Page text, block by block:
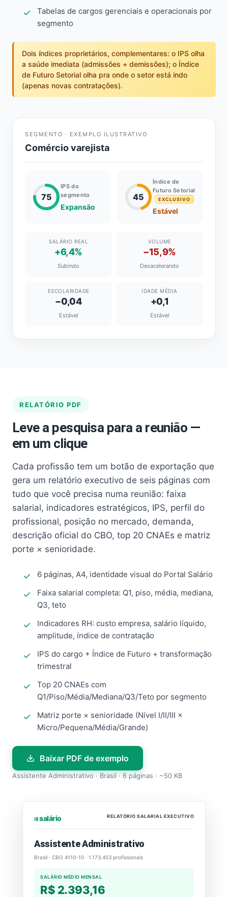
Tabelas de cargos gerenciais e operacionais por
segmento
Dois índices proprietários, complementares: o IPS olha
a saúde imediata (admissões + demissões); o Índice
de Futuro Setorial olha pra onde o setor está indo
(apenas novas contratações).
SEGMENTO · EXEMPLO ILUSTRATIVO
Comércio varejista
75
IPS do
segmento
Expansão
45
Índice de
Futuro Setorial
EXCLUSIVO
Estável
SALÁRIO REAL
+6,4%
Subindo
VOLUME
−15,9%
Desacelerando
ESCOLARIDADE
−0,04
Estável
IDADE MÉDIA
+0,1
Estável
RELATÓRIO PDF
Leve a pesquisa para a reunião —
em um clique
Cada profissão tem um botão de exportação que
gera um relatório executivo de seis páginas com
tudo que você precisa numa reunião: faixa
salarial, indicadores estratégicos, IPS, perfil do
profissional, posição no mercado, demanda,
descrição oficial do CBO, top 20 CNAEs e matriz
porte × senioridade.
6 páginas, A4, identidade visual do Portal Salário
Faixa salarial completa: Q1, piso, média, mediana,
Q3, teto
Indicadores RH: custo empresa, salário líquido,
amplitude, índice de contratação
IPS do cargo + Índice de Futuro + transformação
trimestral
Top 20 CNAEs com
Q1/Piso/Média/Mediana/Q3/Teto por segmento
Matriz porte × senioridade (Nível I/II/III ×
Micro/Pequena/Média/Grande)
Baixar PDF de exemplo
Assistente Administrativo · Brasil · 6 páginas · ~50 KB
⏐⏐⏐ salário RELATÓRIO SALARIAL EXECUTIVO
Assistente Administrativo
Brasil · CBO 4110-10 · 1.173.453 profissionais
SALÁRIO MÉDIO MENSAL
R$ 2.393,16